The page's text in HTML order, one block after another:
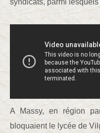
syndicats, parmi
A Massy, en région
bloquaient le lycée de